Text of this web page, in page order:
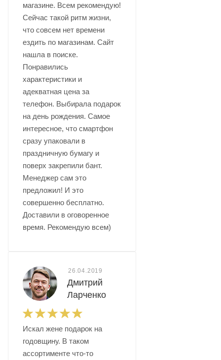
магазине. Всем рекомендую!
Сейчас такой ритм жизни,
что совсем нет времени
ездить по магазинам. Сайт
нашла в поиске.
Понравились
характеристики и
адекватная цена за
телефон. Выбирала подарок
на день рождения. Самое
интересное, что смартфон
сразу упаковали в
праздничную бумагу и
поверх закрепили бант.
Менеджер сам это
предложил! И это
совершенно бесплатно.
Доставили в оговоренное
время. Рекомендую всем)
26.04.2019
Дмитрий
Ларченко
Искал жене подарок на
годовщину. В таком
ассортименте что-то